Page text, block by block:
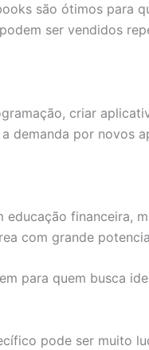
são ótimos para
ser vendidos
criar
demanda por novos
educação financeira,
com grande
para quem busca
pode ser muito